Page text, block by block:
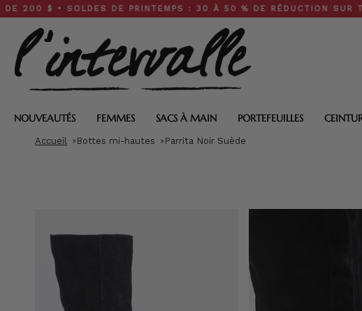
Skip
to
content
DE PRINTEMPS : 30 À 50 % DE RÉDUCTION SUR TOUT LE
NOUVEAUTÉS FEMMES SACS À MAIN PORTEFEUILLES
Accueil Bottes mi-hautes Parrita Noir Suède